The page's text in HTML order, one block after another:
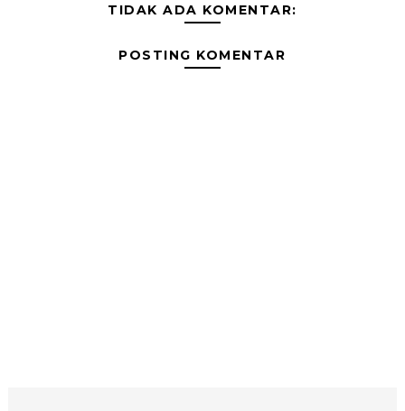
TIDAK ADA KOMENTAR:
POSTING KOMENTAR